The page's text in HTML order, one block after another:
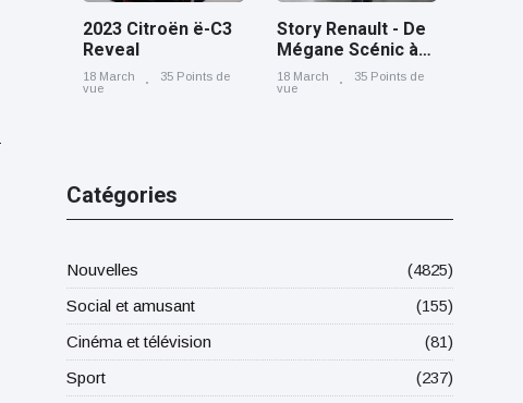
2023 Citroën ë-C3
Reveal
18 March
35 Points de
vue
Story Renault - De
Mégane Scénic à
Scénic E-Tech
electric, cinq
18 March
35 Points de
vue
Catégories
Nouvelles
(4825)
Social et amusant
(155)
Cinéma et télévision
(81)
Sport
(237)